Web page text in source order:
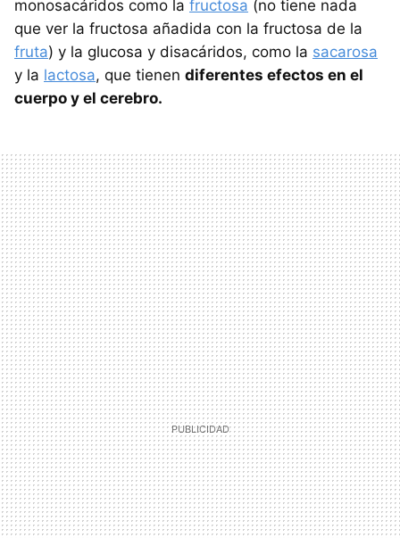
monosacáridos como la fructosa (no tiene nada
que ver la fructosa añadida con la fructosa de la
fruta) y la glucosa y disacáridos, como la sacarosa
y la lactosa, que tienen diferentes efectos en el
cuerpo y el cerebro.